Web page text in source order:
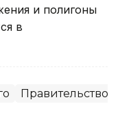
и полигоны
в
Правительство